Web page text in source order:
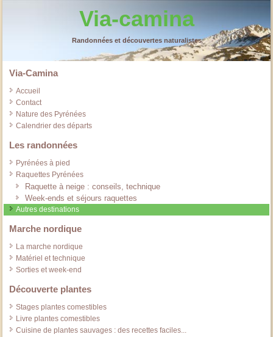
Via-camina
Randonnées et découvertes naturalistes
Via-Camina
Accueil
Contact
Nature des Pyrénées
Calendrier des départs
Les randonnées
Pyrénées à pied
Raquettes Pyrénées
Raquette à neige : conseils, technique
Week-ends et séjours raquettes
Autres destinations
Marche nordique
La marche nordique
Matériel et technique
Sorties et week-end
Découverte plantes
Stages plantes comestibles
Livre plantes comestibles
Cuisine de plantes sauvages : des recettes faciles...